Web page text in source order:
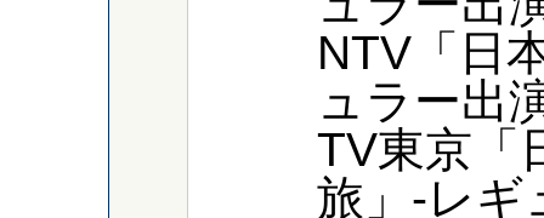
NTV「日
ュラー出
TV東京「
旅」-レ